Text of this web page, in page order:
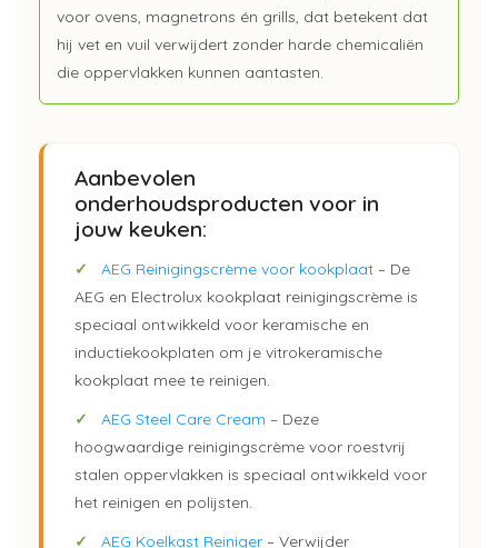
voor ovens, magnetrons én grills, dat betekent dat
hij vet en vuil verwijdert zonder harde chemicaliën
die oppervlakken kunnen aantasten.
Aanbevolen
onderhoudsproducten voor in
jouw keuken:
✓ AEG Reinigingscrème voor kookplaat – De
AEG en Electrolux kookplaat reinigingscrème is
speciaal ontwikkeld voor keramische en
inductiekookplaten om je vitrokeramische
kookplaat mee te reinigen.
✓
AEG Steel Care Cream – Deze
hoogwaardige reinigingscrème voor roestvrij
stalen oppervlakken is speciaal ontwikkeld voor
het reinigen en polijsten.
✓
AEG Koelkast Reiniger – Verwijder